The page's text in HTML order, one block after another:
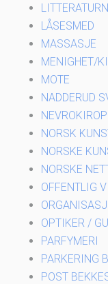
LÅSESMED
MASSASJE
MENIGHET/
MOTE
NADDERUD
NORSK
NORSKE
NORSKE
OFFENTLIG
OPTIKER /
PARFYMERI
PARKERING
POST